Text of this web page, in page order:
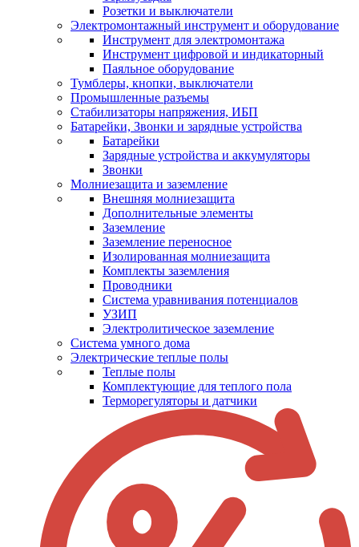
Розетки и выключатели
Электромонтажный инструмент и оборудование
Инструмент для электромонтажа
Инструмент цифровой и индикаторный
Паяльное оборудование
Тумблеры, кнопки, выключатели
Промышленные разъемы
Стабилизаторы напряжения, ИБП
Батарейки, Звонки и зарядные устройства
Батарейки
Зарядные устройства и аккумуляторы
Звонки
Молниезащита и заземление
Внешняя молниезащита
Дополнительные элементы
Заземление
Заземление переносное
Изолированная молниезащита
Комплекты заземления
Проводники
Система уравнивания потенциалов
УЗИП
Электролитическое заземление
Система умного дома
Электрические теплые полы
Теплые полы
Комплектующие для теплого пола
Терморегуляторы и датчики